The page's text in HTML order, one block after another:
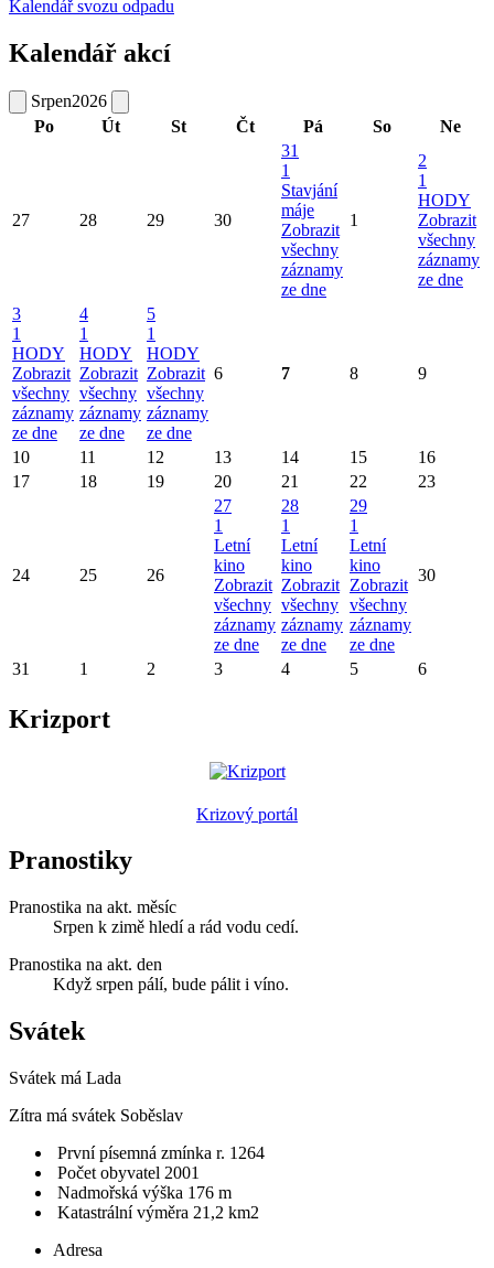
Kalendář svozu odpadu
Kalendář akcí
Srpen2026
Po
Út St Čt Pá So Ne
27 28 29 30
31
1
Stavjání
máje
Zobrazit
všechny
záznamy
ze dne
1
2
1
HODY
Zobrazit
všechny
záznamy
ze dne
3
1
HODY
Zobrazit
všechny
záznamy
ze dne
4
1
HODY
Zobrazit
všechny
záznamy
ze dne
5
1
HODY
Zobrazit
všechny
záznamy
ze dne
6 7 8 9
10 11 12 13 14 15
16
17
18 19 20 21 22 23
24 25 26
27
1
Letní
kino
Zobrazit
všechny
záznamy
ze dne
28
1
Letní
kino
Zobrazit
všechny
záznamy
ze dne
29
1
Letní
kino
Zobrazit
všechny
záznamy
ze dne
30
31 1 2 3 4 5 6
Krizport
Krizový portál
Pranostiky
Pranostika na akt. měsíc
Srpen k zimě hledí a rád vodu cedí.
Pranostika na akt. den
Když srpen pálí, bude pálit i víno.
Svátek
Svátek má Lada
Zítra má svátek Soběslav
První písemná zmínka r. 1264
Počet obyvatel 2001
Nadmořská výška 176 m
Katastrální výměra 21,2 km2
Adresa